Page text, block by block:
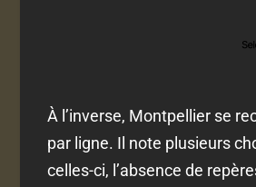
À l’inverse, Montpellier se
par ligne. Il note plusieurs
celles-ci, l’absence de